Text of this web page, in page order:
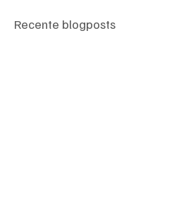
Recente blogposts